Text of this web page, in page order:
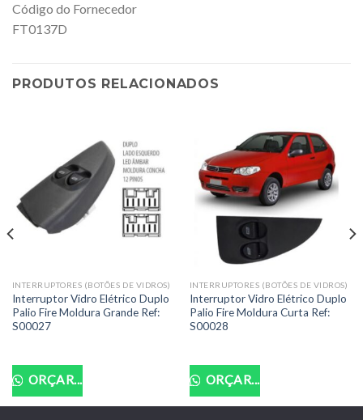
Código do Fornecedor
FT0137D
PRODUTOS RELACIONADOS
INTERRUPTORES (BOTÕES DE VIDROS)
Interruptor Vidro Elétrico Duplo
Palio Fire Moldura Grande Ref:
S00027
ORÇAR...
INTERRUPTORES (BOTÕES DE VIDROS)
Interruptor Vidro Elétrico Duplo
Palio Fire Moldura Curta Ref:
S00028
ORÇAR...